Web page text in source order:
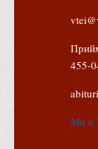
455-
Ми в